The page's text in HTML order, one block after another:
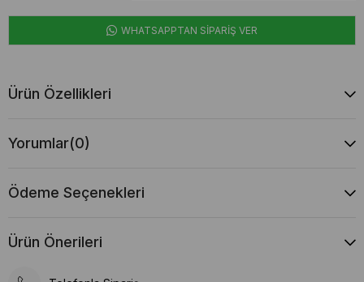
WHATSAPPTAN SİPARİŞ VER
Ürün Özellikleri
Yorumlar(0)
Ödeme Seçenekleri
Ürün Önerileri